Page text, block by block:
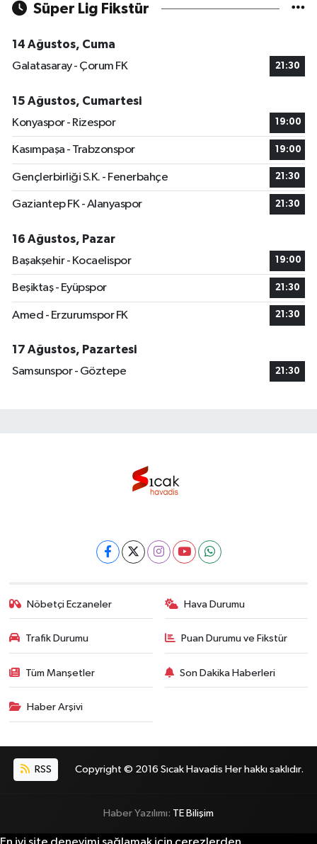
Süper Lig Fikstür
14 Ağustos, Cuma
Galatasaray - Çorum FK
21:30
15 Ağustos, Cumartesi
Konyaspor - Rizespor
19:00
Kasımpaşa - Trabzonspor 19:00
Gençlerbirliği S.K. - Fenerbahçe 21:30
Gaziantep FK - Alanyaspor 21:30
16 Ağustos, Pazar
Başakşehir - Kocaelispor
19:00
Beşiktaş - Eyüpspor 21:30
Amed - Erzurumspor FK 21:30
17 Ağustos, Pazartesi
Samsunspor - Göztepe
21:30
Nöbetçi Eczaneler Hava Durumu
Trafik Durumu Puan Durumu ve Fikstür
Tüm Manşetler Son Dakika Haberleri
Haber Arşivi
RSS Copyright © 2016 Sıcak Havadis Her hakkı saklıdır.
Haber Yazılımı: TE Bilişim